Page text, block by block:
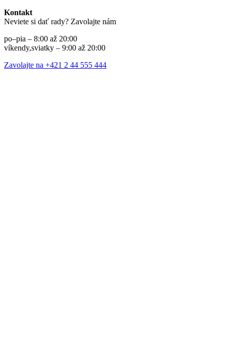
Kontakt
Neviete si dať rady? Zavolajte nám
po–pia – 8:00 až 20:00
víkendy,sviatky – 9:00 až 20:00
Zavolajte na +421 2 44 555 444